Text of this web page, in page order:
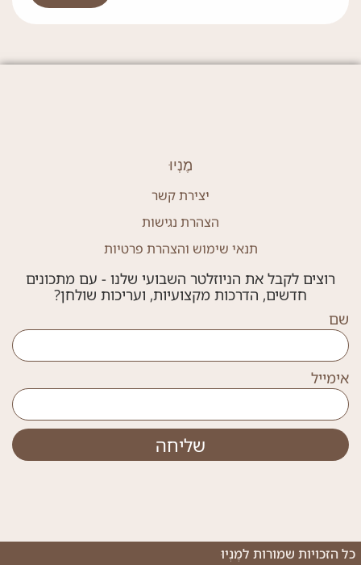
מֶנְיוּ
יצירת קשר
הצהרת נגישות
תנאי שימוש והצהרת פרטיות
רוצים לקבל את הניוזלטר השבועי שלנו - עם מתכונים
חדשים, הדרכות מקצועיות, ועריכות שולחן?
שם
אימייל
שליחה
כל הזכויות שמורות למֶנְיוּ